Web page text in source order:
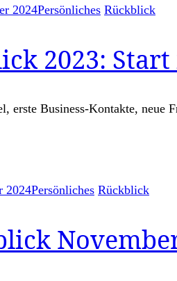
2024Persönliches Rückblick
2023:
erste Business-Kontakte,
2024Persönliches Rückblick